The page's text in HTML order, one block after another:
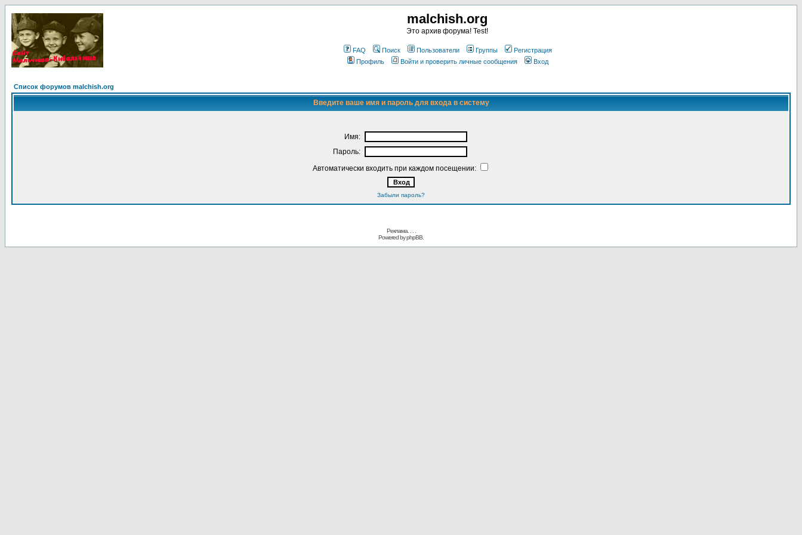
malchish.org
Это архив форума! Test!
FAQ Поиск Пользователи Группы
Регистрация
Профиль
Войти и проверить личные сообщения Вход
Список форумов malchish.org
Введите ваше имя и пароль для входа в систему
Имя:
Пароль:
Автоматически входить при каждом посещении:
Забыли пароль?
Реклама. . .
Powered byphpBB.